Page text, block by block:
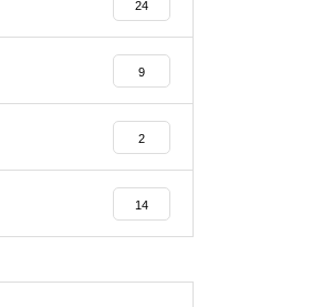
24
9
2
14